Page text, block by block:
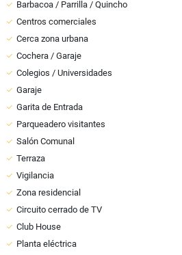
Barbacoa / Parrilla / Quincho
Centros comerciales
Cerca zona urbana
Cochera / Garaje
Colegios / Universidades
Garaje
Garita de Entrada
Parqueadero visitantes
Salón Comunal
Terraza
Vigilancia
Zona residencial
Circuito cerrado de TV
Club House
Planta eléctrica